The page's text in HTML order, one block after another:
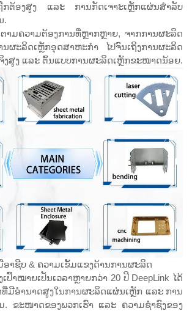
ກຕ້ອງສູງ ແລະ ການກັດເຈາະເຫຼັກແຜ່ນສຳລັບ
.
າມຄວາມຕ້ອງການທີ່ຫຼາກຫຼາຍ, ຈາກການຜະລິດ
ະລິດເຫຼັກອຸດສາຫະກຳ ໄປຈົນເຖິງການຜະລິດ
ງສູງ ແລະ ຕົ້ນແບບການຜະລິດເຫຼັກຂະໜາດນ້ອຍ.
າຊີບ & ຄວາມເຂັ້ມແຂງດ້ານການຜະລິດ
ປົ້າໝາຍເປັນເວລາຫຼາຍກວ່າ 20 ປີ DeepLink ໄດ້
ມີອຳນາດສູງໃນການຜະລິດແຜ່ນເຫຼັກ ແລະ ການ
. ຂະໜາດຂອງພວກເຮົາ ແລະ ຄວາມຊ່ຳຊົງຂອງ